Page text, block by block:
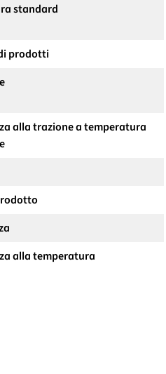
standard
prodotti
alla trazione a temperatura
alla temperatura